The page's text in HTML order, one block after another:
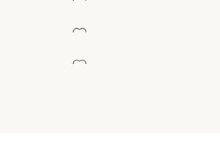
Killer Hamurlar & Kalıp
Killer Hamurlar & Kalıp